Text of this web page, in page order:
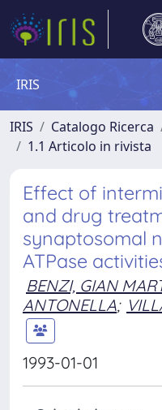
IRIS
IRIS Catalogo Ricerca
1.1 Articolo in rivista
Effect of
and drug
synaptosomal
ATPase
BENZI, GIAN
ANTONELLA;
1993-01-01